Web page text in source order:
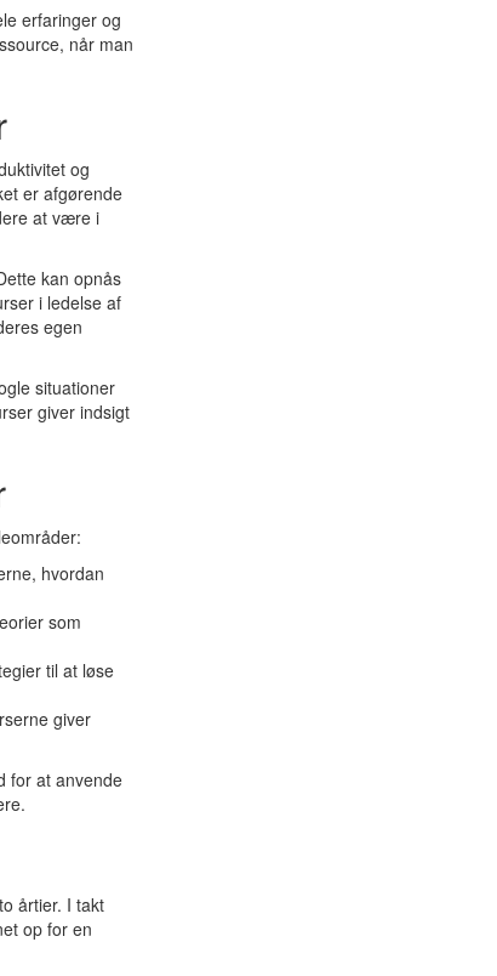
erfaringer og
når man
og
er afgørende
at være i
kan opnås
i ledelse af
egen
situationer
giver indsigt
hvordan
som
til at løse
giver
for at anvende
årtier. I takt
op for en